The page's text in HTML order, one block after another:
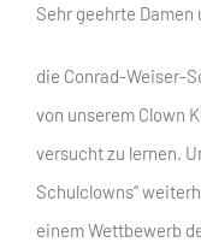
Sehr geehrte Damen
die Conrad-Weiser-
von unserem Clown
versucht zu lernen.
Schulclowns“
einem Wettbewerb